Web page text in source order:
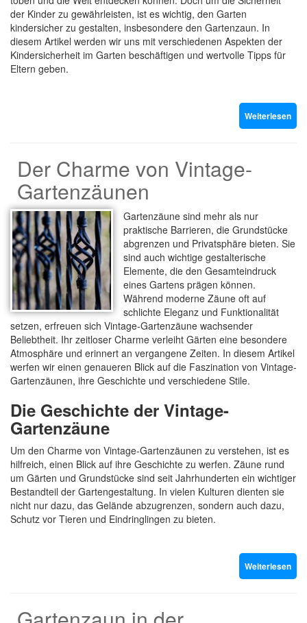
der Kinder zu gewährleisten, ist es wichtig, den Garten
kindersicher zu gestalten, insbesondere den Gartenzaun. In
diesem Artikel werden wir uns mit verschiedenen Aspekten der
Kindersicherheit im Garten beschäftigen und wertvolle Tipps für
Eltern geben.
Weiterlesen
Der Charme von Vintage-
Gartenzäunen
Gartenzäune sind mehr als nur
praktische Barrieren, die Grundstücke
abgrenzen und Privatsphäre bieten. Sie
sind auch wichtige gestalterische
Elemente, die den Gesamteindruck
eines Gartens prägen können.
Während moderne Zäune oft auf
schlichte Eleganz und Funktionalität
setzen, erfreuen sich Vintage-Gartenzäune wachsender
Beliebtheit. Ihr zeitloser Charme verleiht Gärten eine besondere
Atmosphäre und erinnert an vergangene Zeiten. In diesem Artikel
werfen wir einen genaueren Blick auf die Faszination von Vintage-
Gartenzäunen, ihre Geschichte und verschiedene Stile.
Die Geschichte der Vintage-
Gartenzäune
Um den Charme von Vintage-Gartenzäunen zu verstehen, ist es
hilfreich, einen Blick auf ihre Geschichte zu werfen. Zäune rund
um Gärten und Grundstücke sind seit Jahrhunderten ein wichtiger
Bestandteil der Gartengestaltung. In vielen Kulturen dienten sie
nicht nur dazu, das Gelände abzugrenzen, sondern auch dazu,
Schutz vor Tieren und Eindringlingen zu bieten.
Weiterlesen